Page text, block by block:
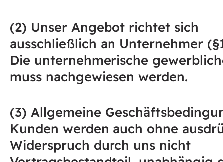
(2) Unser Angebot richtet sich
ausschließlich an Unternehmer
Die unternehmerische
muss nachgewiesen werden.
(3) Allgemeine
Kunden werden auch ohne
Widerspruch durch uns nicht